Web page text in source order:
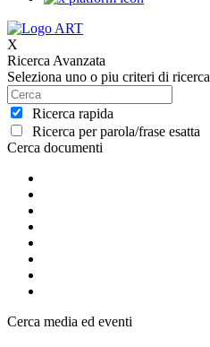
X
Ricerca Avanzata
Seleziona uno o piu criteri di ricerca
Ricerca rapida
Ricerca per parola/frase esatta
Cerca documenti
Cerca media ed eventi